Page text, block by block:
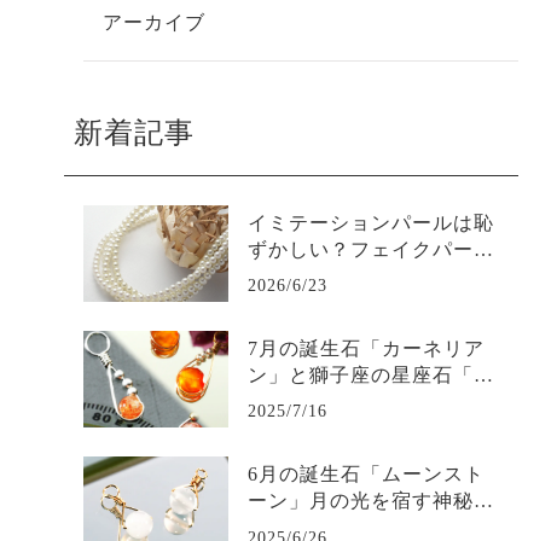
アーカイブ
新着記事
イミテーションパールは恥
ずかしい？フェイクパール
と本真珠は、使い分けもス
2026/6/23
7月の誕生石「カーネリア
ン」と獅子座の星座石「サ
ンストーン」― 古代から
2025/7/16
6月の誕生石「ムーンスト
ーン」月の光を宿す神秘の
宝石の石言葉やストーリー